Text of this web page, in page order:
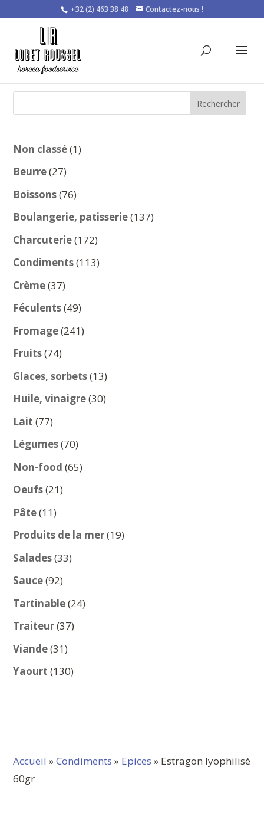
+32 (2) 463 38 48 Contactez-nous !
Rechercher
Non classé 11
Beurre 2727
produits
Boissons 7676
produits
Boulangerie, patisserie 137137
Charcuterie 172172
produits
Condiments 113113
Crème 3737
produits
Féculents 4949
produits
Fromage 241241
Fruits 7474
produits
Glaces, sorbets 1313
produits
Huile, vinaigre 3030
Lait 7777
produits
Légumes 7070
produits
Non-food 6565
Oeufs 2121
Pâte 1111
produits
Produits de la mer 1919
Salades 3333
Sauce 9292
produits
Tartinable 2424
Traiteur 3737
Viande 3131
produits
Yaourt 130130
Accueil »Condiments » Epices » Estragon lyophilisé
60gr